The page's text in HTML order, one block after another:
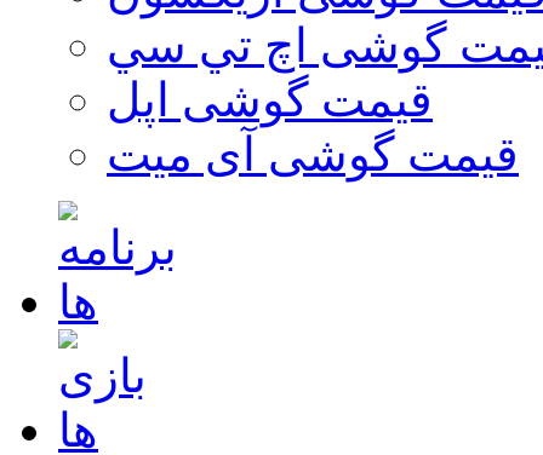
گوشی اچ تي سي
قیمت گوشی اپل
قیمت گوشی آی میت